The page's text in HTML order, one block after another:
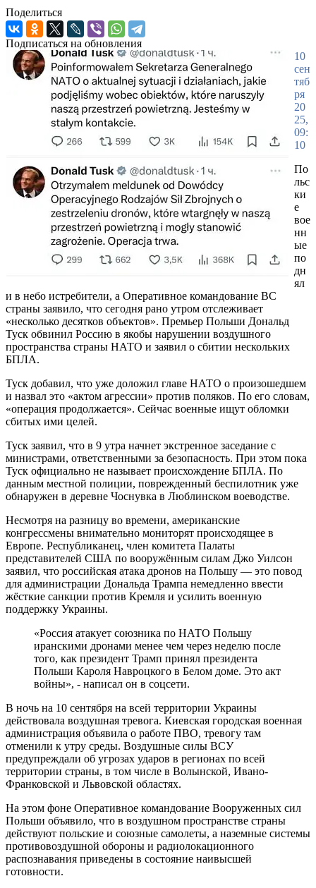
Поделиться
Подписаться на обновления
10
сен
тяб
ря
20
25,
09:
10
По
льс
ки
е
вое
нн
ые
по
дн
ял
и в небо истребители, а Оперативное командование ВС
страны заявило, что сегодня рано утром отслеживает
«несколько десятков объектов». Премьер Польши Дональд
Туск обвинил Россию в якобы нарушении воздушного
пространства страны НАТО и заявил о сбитии нескольких
БПЛА.
Туск добавил, что уже доложил главе НАТО о произошедшем
и назвал это «актом агрессии» против поляков. По его словам,
«операция продолжается». Сейчас военные ищут обломки
сбитых ими целей.
Туск заявил, что в 9 утра начнет экстренное заседание с
министрами, ответственными за безопасность. При этом пока
Туск официально не называет происхождение БПЛА. По
данным местной полиции, поврежденный беспилотник уже
обнаружен в деревне Чоснувка в Люблинском воеводстве.
Несмотря на разницу во времени, американские
конгрессмены внимательно мониторят происходящее в
Европе. Республиканец, член комитета Палаты
представителей США по вооружённым силам Джо Уилсон
заявил, что российская атака дронов на Польшу — это повод
для администрации Дональда Трампа немедленно ввести
жёсткие санкции против Кремля и усилить военную
поддержку Украины.
«Россия атакует союзника по НАТО Польшу
иранскими дронами менее чем через неделю после
того, как президент Трамп принял президента
Польши Кароля Навроцкого в Белом доме. Это акт
войны», - написал он в соцсети.
В ночь на 10 сентября на всей территории Украины
действовала воздушная тревога. Киевская городская военная
администрация объявила о работе ПВО, тревогу там
отменили к утру среды. Воздушные силы ВСУ
предупреждали об угрозах ударов в регионах по всей
территории страны, в том числе в Волынской, Ивано-
Франковской и Львовской областях.
На этом фоне Оперативное командование Вооруженных сил
Польши объявило, что в воздушном пространстве страны
действуют польские и союзные самолеты, а наземные системы
противовоздушной обороны и радиолокационного
распознавания приведены в состояние наивысшей
готовности.